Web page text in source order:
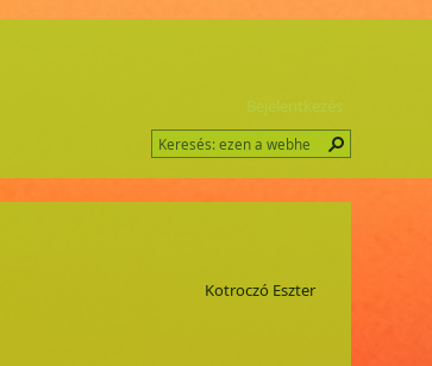
Bejelentkezés
Kotroczó Eszter